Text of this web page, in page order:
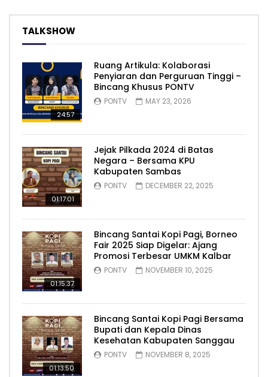
TALKSHOW
24:57
Ruang Artikula: Kolaborasi
Penyiaran dan Perguruan Tinggi –
Bincang Khusus PONTV
PONTV MAY 23, 2026
01:17:01
Jejak Pilkada 2024 di Batas
Negara – Bersama KPU
Kabupaten Sambas
PONTV DECEMBER 22, 2025
01:15:37
Bincang Santai Kopi Pagi, Borneo
Fair 2025 Siap Digelar: Ajang
Promosi Terbesar UMKM Kalbar
PONTV NOVEMBER 10, 2025
01:13:50
Bincang Santai Kopi Pagi Bersama
Bupati dan Kepala Dinas
Kesehatan Kabupaten Sanggau
PONTV NOVEMBER 8, 2025